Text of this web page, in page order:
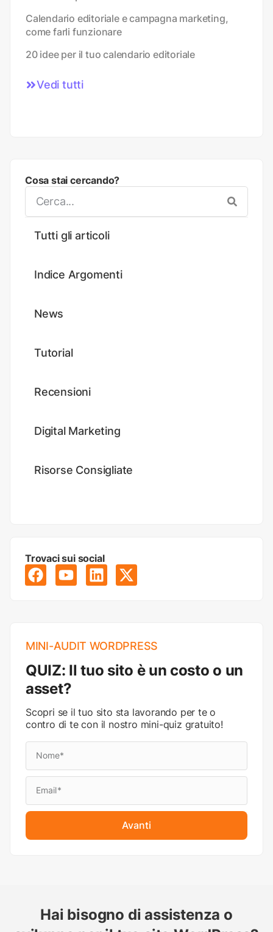
Calendario editoriale e campagna marketing,
come farli funzionare
20 idee per il tuo calendario editoriale
Vedi tutti
Cosa stai cercando?
Tutti gli articoli
Indice Argomenti
News
Tutorial
Recensioni
Digital Marketing
Risorse Consigliate
Trovaci sui social
MINI-AUDIT WORDPRESS
QUIZ: Il tuo sito è un costo o un
asset?
Scopri se il tuo sito sta lavorando per te o
contro di te con il nostro mini-quiz gratuito!
Avanti
Hai bisogno di assistenza o